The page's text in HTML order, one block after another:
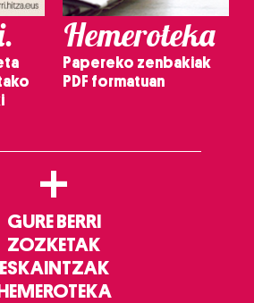
Hemeroteka
Papereko zenbakiak
PDF formatuan
+
GURE BERRI
ZOZKETAK
ESKAINTZAK